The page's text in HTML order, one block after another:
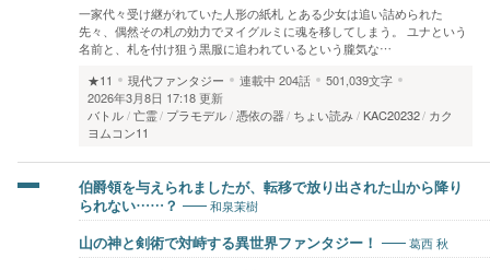
一家代々受け継がれていた人形の紙札 とある少女は追い詰められた
先々、偶然その札の効力でヌイグルミに魂を移してしまう。 ユナという
名前と、札を付け狙う黒服に追われているという朧気な…
★11
現代ファンタジー 連載中 204話
501,039文字
2026年3月8日 17:18 更新
バトル 亡霊 プラモデル 憑依の器 ちょい読み KAC20232 カク
ヨムコン11
伯爵領を与えられましたが、転移で放り出された山から降り
られない……？
和泉茉樹
山の神と剣術で対峙する異世界ファンタジー！ 葛西 秋